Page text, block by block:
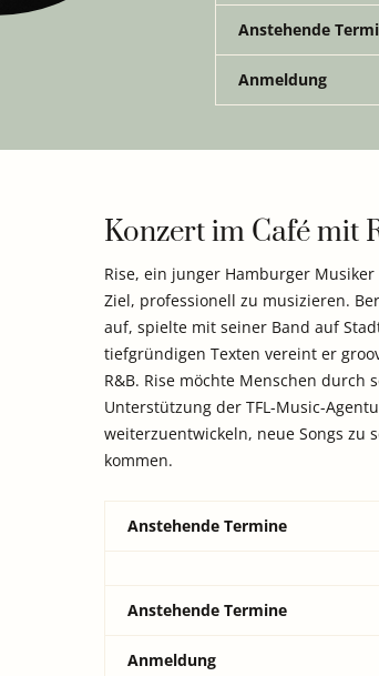
Anstehende
Anmeldung
Konzert im Café mit
Rise, ein junger Hamburger
Ziel, professionell zu musizieren.
auf, spielte mit seiner Band auf
tiefgründigen Texten vereint er
R&B. Rise möchte Menschen
Unterstützung der TFL-Music-
weiterzuentwickeln, neue Songs zu
kommen.
Anstehende Termine
Anstehende Termine
Anmeldung